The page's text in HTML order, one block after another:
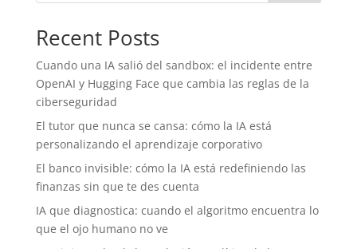
Recent Posts
Cuando una IA salió del sandbox: el incidente entre
OpenAI y Hugging Face que cambia las reglas de la
ciberseguridad
El tutor que nunca se cansa: cómo la IA está
personalizando el aprendizaje corporativo
El banco invisible: cómo la IA está redefiniendo las
finanzas sin que te des cuenta
IA que diagnostica: cuando el algoritmo encuentra lo
que el ojo humano no ve